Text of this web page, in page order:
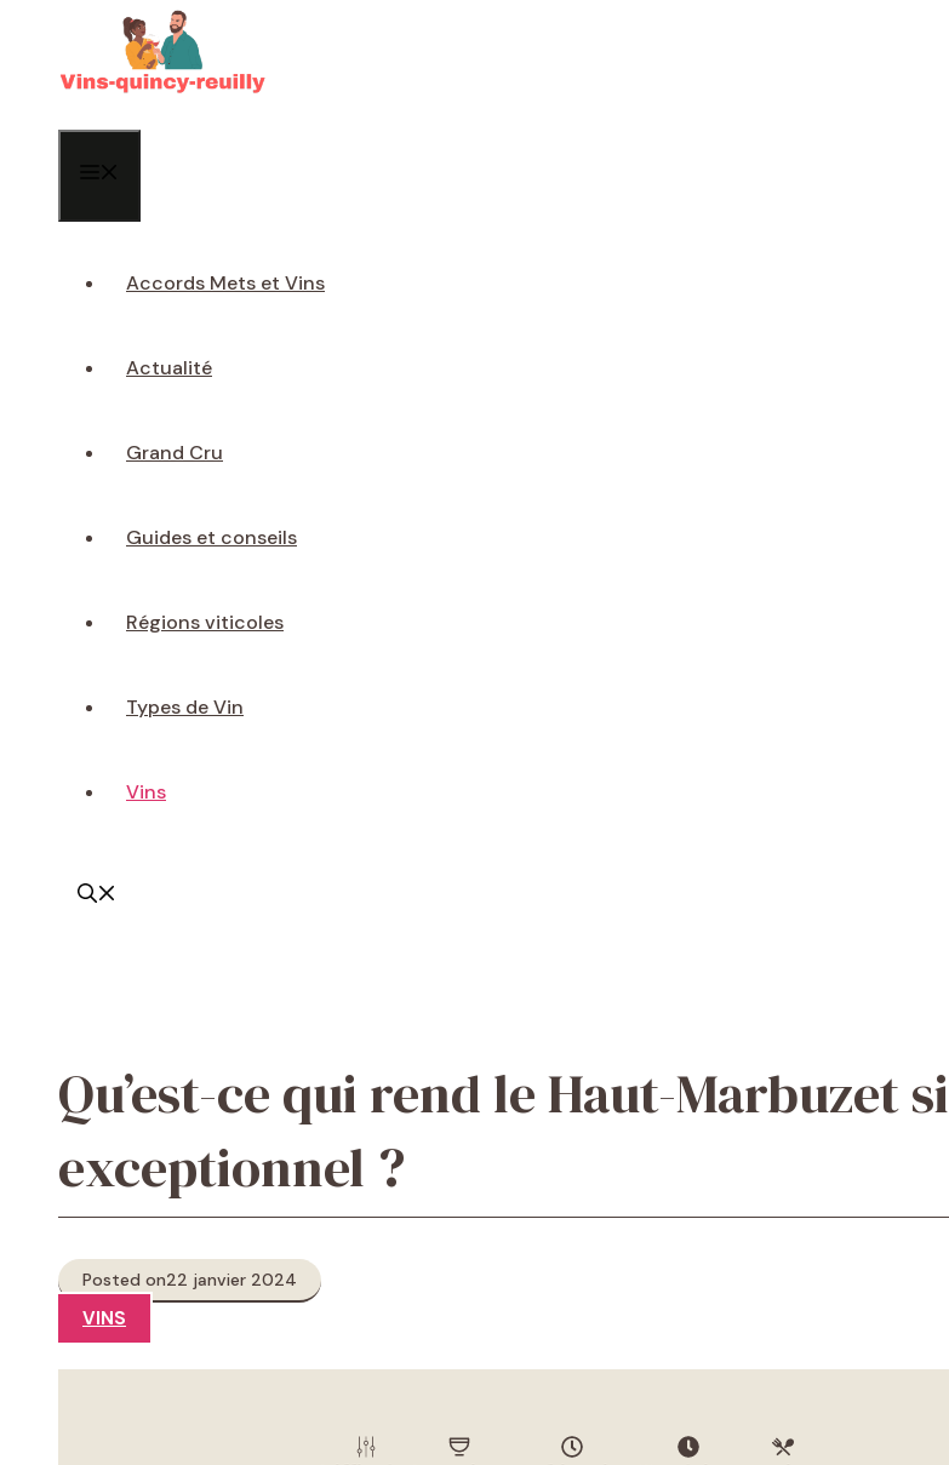
contenu
Accords Mets et Vins
Actualité
Grand Cru
Guides et conseils
Régions viticoles
Types de Vin
Vins
Qu’est-ce qui rend le Haut-Marbuzet si
exceptionnel ?
Posted on22 janvier 2024
VINS